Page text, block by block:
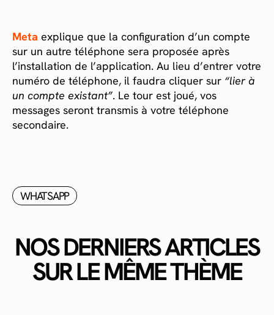
Meta explique que la configuration d’un compte
sur un autre téléphone sera proposée après
l’installation de l’application. Au lieu d’entrer votre
numéro de téléphone, il faudra cliquer sur “lier à
un compte existant”. Le tour est joué, vos
messages seront transmis à votre téléphone
secondaire.
WHATSAPP
NOS DERNIERS ARTICLES
SUR LE MÊME THÈME